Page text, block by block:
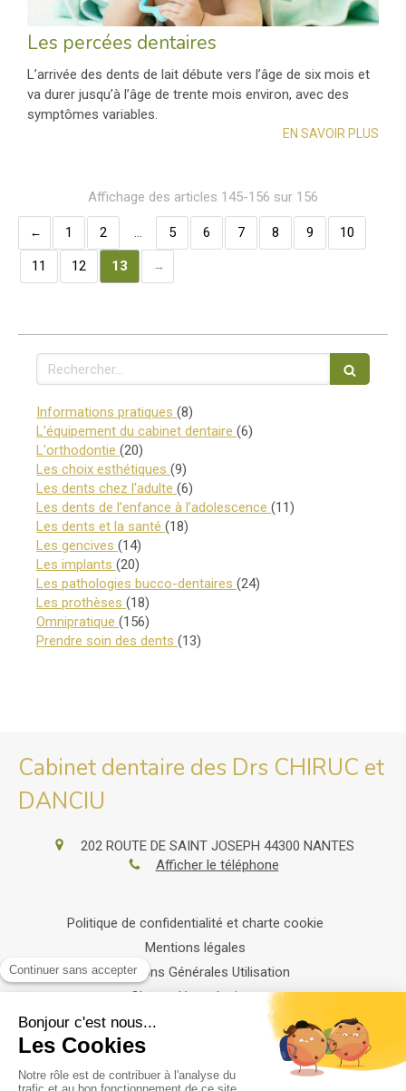
Les percées dentaires
L’arrivée des dents de lait débute vers l’âge de six mois et
va durer jusqu’à l’âge de trente mois environ, avec des
symptômes variables.
EN SAVOIR PLUS
Affichage des articles 145-156 sur 156
1 2 … 5 6 7 8 9 10
11 12 13
Rechercher
Informations pratiques (8)
L'équipement du cabinet dentaire (6)
L'orthodontie (20)
Les choix esthétiques (9)
Les dents chez l'adulte (6)
Les dents de l’enfance à l’adolescence (11)
Les dents et la santé (18)
Les gencives (14)
Les implants (20)
Les pathologies bucco-dentaires (24)
Les prothèses (18)
Omnipratique (156)
Prendre soin des dents (13)
Cabinet dentaire des Drs CHIRUC et
DANCIU
202 ROUTE DE SAINT JOSEPH 44300 NANTES
Afficher le téléphone
Politique de confidentialité et charte cookie
Mentions légales
Conditions Générales Utilisation
Charte déontologique
Annuaires chirurgiens dentistes
Honoraire & rembousement